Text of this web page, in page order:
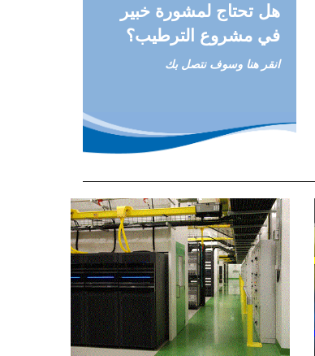
هل تحتاج لمشورة خبير
في مشروع الترطيب؟
انقر هنا وسوف نتصل بك